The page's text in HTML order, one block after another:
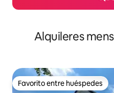
Alquileres
Favorito entre huéspedes
Favorito entre huéspedes